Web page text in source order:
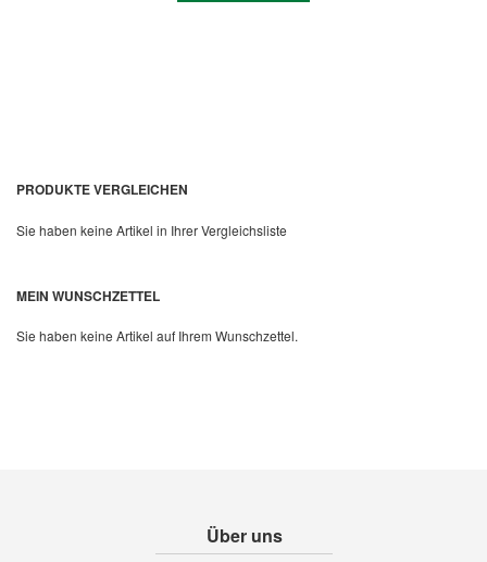
Quickview
PRODUKTE VERGLEICHEN
Sie haben keine Artikel in Ihrer Vergleichsliste
MEIN WUNSCHZETTEL
Sie haben keine Artikel auf Ihrem Wunschzettel.
Über uns